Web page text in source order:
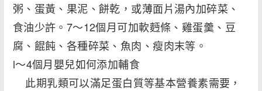
粥、蛋黃、果泥、餅乾，或薄面片湯內加碎菜、
食油少許。7～12個月可加軟麪條、雞蛋羹、豆
腐、餛飩、各種碎菜、魚肉、瘦肉末等。
l～4個月嬰兒如何添加輔食
此期乳類可以滿足蛋白質等基本營養素需要，